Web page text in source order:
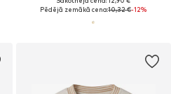
Pēdējā zemākā cena:10,32 €-12%